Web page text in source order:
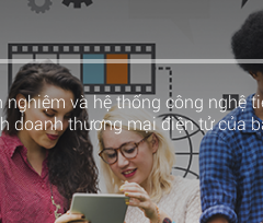
và hệ thống công nghệ
doanh thương mại điện tử của